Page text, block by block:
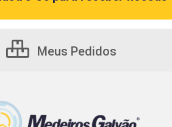
Meus Pedidos